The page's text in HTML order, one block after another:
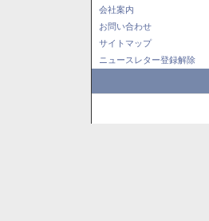
会社案内
お問い合わせ
サイトマップ
ニュースレター登録解除